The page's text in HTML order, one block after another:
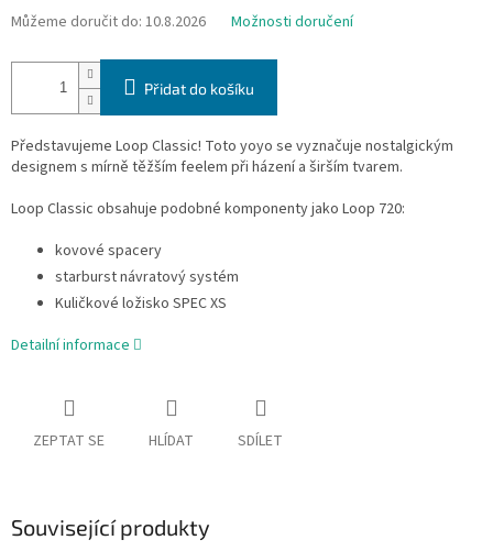
Můžeme doručit do: 10.8.2026 Možnosti doručení
Přidat do košíku
Představujeme Loop Classic! Toto yoyo se vyznačuje nostalgickým
designem s mírně těžším feelem při házení a širším tvarem.
Loop Classic obsahuje podobné komponenty jako Loop 720:
kovové spacery
starburst návratový systém
Kuličkové ložisko SPEC XS
Detailní informace
ZEPTAT SE HLÍDAT SDÍLET
Související produkty